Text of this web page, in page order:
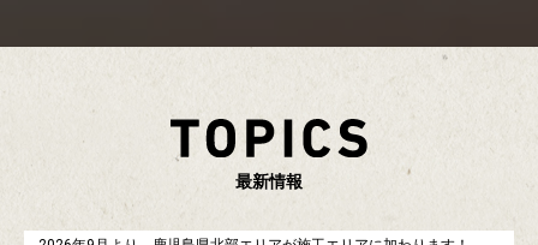
最新情報